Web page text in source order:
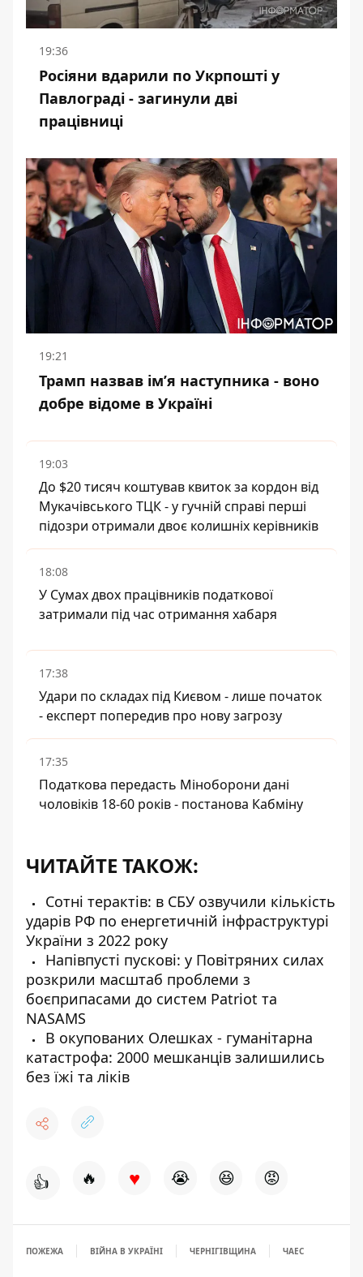
19:36
Росіяни вдарили по Укрпошті у
Павлограді - загинули дві
працівниці
19:21
Трамп назвав імʼя наступника - воно
добре відоме в Україні
19:03
До $20 тисяч коштував квиток за кордон від
Мукачівського ТЦК - у гучній справі перші
підозри отримали двоє колишніх керівників
18:08
У Сумах двох працівників податкової
затримали під час отримання хабаря
17:38
Удари по складах під Києвом - лише початок
- експерт попередив про нову загрозу
17:35
Податкова передасть Міноборони дані
чоловіків 18-60 років - постанова Кабміну
ЧИТАЙТЕ ТАКОЖ:
Сотні терактів: в СБУ озвучили кількість
ударів РФ по енергетичній інфраструктурі
України з 2022 року
Напівпусті пускові: у Повітряних силах
розкрили масштаб проблеми з
боєприпасами до систем Patriot та
NASAMS
В окупованих Олешках - гуманітарна
катастрофа: 2000 мешканців залишились
без їжі та ліків
👍 🔥 ♥ 😭 😆 😡
ПОЖЕЖА ВІЙНА В УКРАЇНІ ЧЕРНІГІВЩИНА ЧАЕС